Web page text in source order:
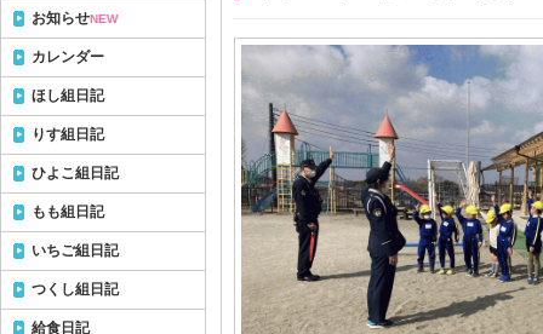
お知らせNEW
カレンダー
ほし組日記
りす組日記
ひよこ組日記
もも組日記
いちご組日記
つくし組日記
給食日記